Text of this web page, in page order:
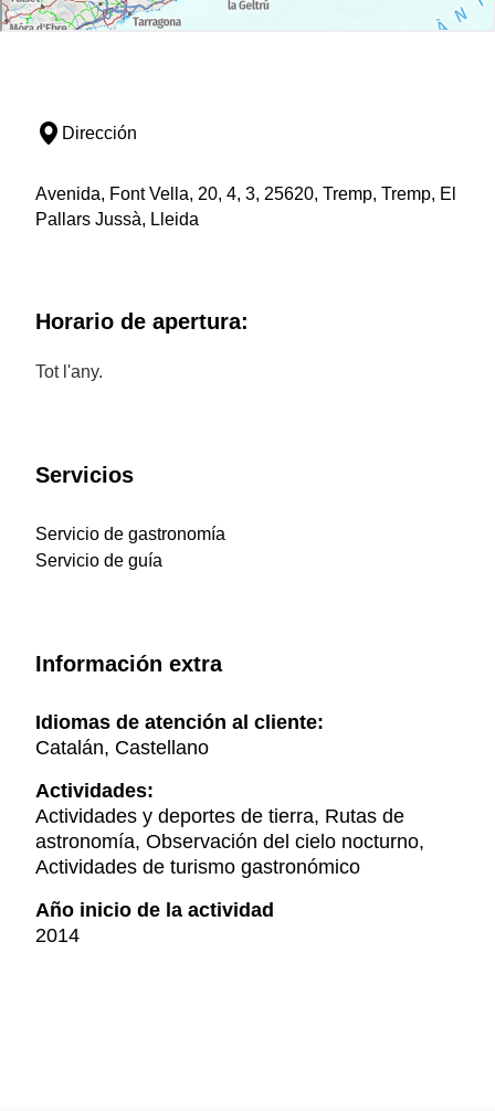
Dirección
Avenida, Font Vella, 20, 4, 3, 25620, Tremp, Tremp, El
Pallars Jussà, Lleida
Horario de apertura:
Tot l'any.
Servicios
Servicio de gastronomía
Servicio de guía
Información extra
Idiomas de atención al cliente:
Catalán, Castellano
Actividades:
Actividades y deportes de tierra, Rutas de
astronomía, Observación del cielo nocturno,
Actividades de turismo gastronómico
Año inicio de la actividad
2014